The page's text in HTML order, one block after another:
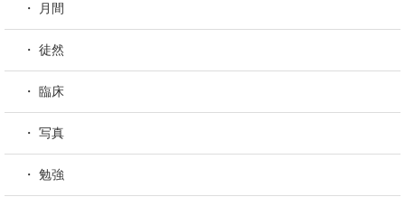
・ 月間
・ 徒然
・ 臨床
・ 写真
・ 勉強